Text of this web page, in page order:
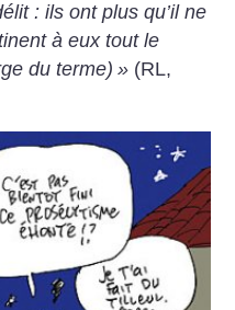
: ils ont plus qu’il ne
à eux tout le
du terme) » (RL,